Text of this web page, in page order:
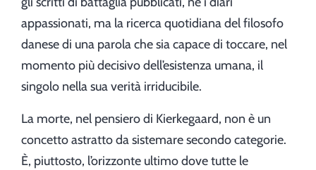
appassionati, ma la ricerca quotidiana del filosofo
danese di una parola che sia capace di toccare, nel
momento più decisivo dell’esistenza umana, il
singolo nella sua verità irriducibile.
La morte, nel pensiero di Kierkegaard, non è un
concetto astratto da sistemare secondo categorie.
È, piuttosto, l’orizzonte ultimo dove tutte le